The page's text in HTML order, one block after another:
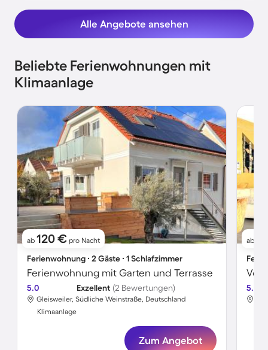
Alle Angebote ansehen
Beliebte Ferienwohnungen mit
Klimaanlage
ab 120 € pro Nacht
Ferienwohnung ∙ 2 Gäste ∙ 1 Schlafzimmer
Ferienwohnung mit Garten und Terrasse
5.0 Exzellent (2 Bewertungen)
Gleisweiler, Südliche Weinstraße, Deutschland
Klimaanlage
Zum Angebot
ab
5.0